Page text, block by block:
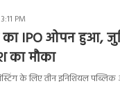
PM
का IPO ओपन हुआ,
का मौका
के लिए तीन इनिशियल पब्लिक